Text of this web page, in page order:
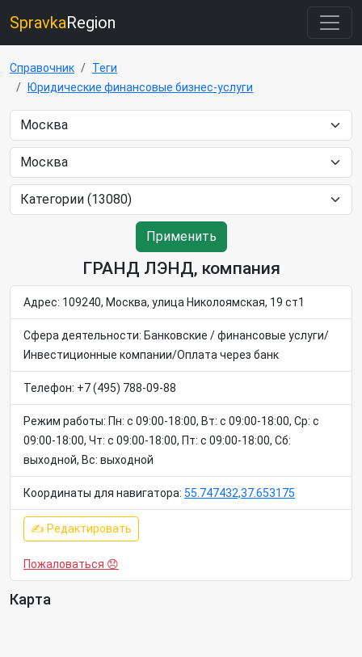
SpravkaRegion
Справочник
Теги
Юридические финансовые бизнес-услуги
Применить
ГРАНД ЛЭНД, компания
Адрес: 109240, Москва, улица Николоямская, 19 ст1
Сфера деятельности: Банковские / финансовые услуги/
Инвестиционные компании/Оплата через банк
Телефон: +7 (495) 788-09-88
Режим работы: Пн: c 09:00-18:00, Вт: c 09:00-18:00, Ср: c
09:00-18:00, Чт: c 09:00-18:00, Пт: c 09:00-18:00, Сб:
выходной, Вс: выходной
Координаты для навигатора: 55.747432,37.653175
✍ Редактировать
Пожаловаться 😞
Карта